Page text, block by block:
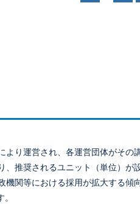
り運営され、各運営団体がその
推奨されるユニット（単位）が
関等における採用が拡大する傾